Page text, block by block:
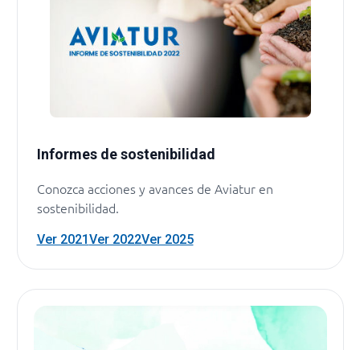
Informes de sostenibilidad
Conozca acciones y avances de Aviatur en
sostenibilidad.
Ver 2021 Ver 2022Ver 2025